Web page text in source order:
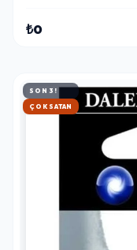
₺0
SON 3!
HIZLI KARGO